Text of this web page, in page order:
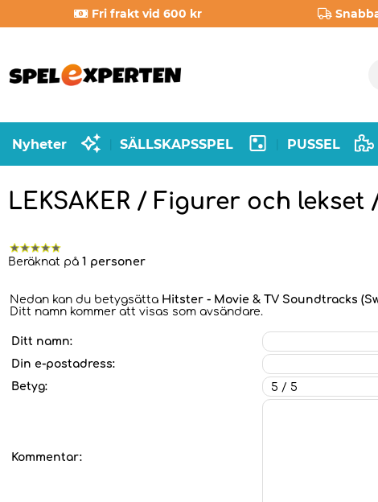
Fri frakt vid 600 kr
Nyheter SÄLLSKAPSSPEL PUSSEL
LEKSAKER / Figurer och lekset
Beräknat på 1 personer
Nedan kan du betygsätta Hitster - Movie & TV Soundtracks
Ditt namn kommer att visas som avsändare.
Ditt namn:
Din e-postadress:
Betyg:
Kommentar: